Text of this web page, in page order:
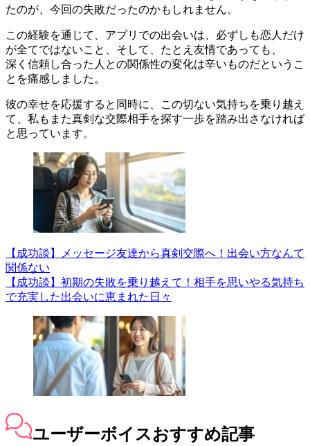
たのが、今回の失敗だったのかもしれません。
この経験を通じて、アプリでの出会いは、必ずしも恋人だけ
が全てではないこと、そして、たとえ友情であっても、
深く信頼し合った人との関係性の変化は辛いものだというこ
とを痛感しました。
彼の幸せを応援すると同時に、この切ない気持ちを乗り越え
て、私もまた真剣な交際相手を探す一歩を踏み出さなければ
と思っています。
【成功談】メッセージ友達から真剣交際へ！出会い方なんて
関係ない
【成功談】初期の失敗を乗り越えて！相手を思いやる気持ち
で充実した出会いに恵まれた日々
ユーザーボイスおすすめ記事